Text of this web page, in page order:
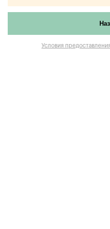
Условия